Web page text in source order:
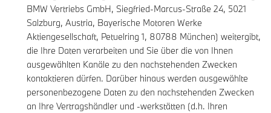
BMW Vertriebs GmbH, Siegfried-Marcus-Straße 24, 5021
Salzburg, Austria, Bayerische Motoren Werke
Aktiengesellschaft, Petuelring 1, 80788 München) weitergibt,
die Ihre Daten verarbeiten und Sie über die von Ihnen
ausgewählten Kanäle zu den nachstehenden Zwecken
kontaktieren dürfen. Darüber hinaus werden ausgewählte
personenbezogene Daten zu den nachstehenden Zwecken
an Ihre Vertragshändler und -werkstätten (d.h. Ihren